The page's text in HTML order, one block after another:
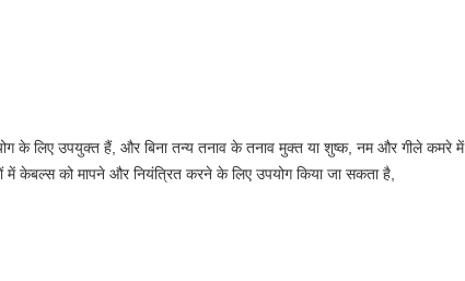
के लिए उपयुक्त हैं, और बिना तन्य तनाव के तनाव मुक्त या शुष्क, नम और गीले कमरे में
में केबल्स को मापने और नियंत्रित करने के लिए उपयोग किया जा सकता है,